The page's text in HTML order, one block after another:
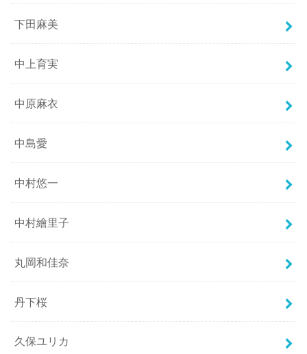
下田麻美
中上育実
中原麻衣
中島愛
中村悠一
中村繪里子
丸岡和佳奈
丹下桜
久保ユリカ